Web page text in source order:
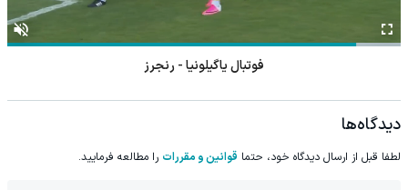
فوتبال یاگیلونیا - رنجرز
دیدگاه‌ها
لطفا قبل از ارسال دیدگاه خود، حتما قوانین و مقررات را مطالعه فرمایید.